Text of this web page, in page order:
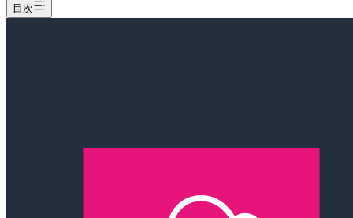
目次